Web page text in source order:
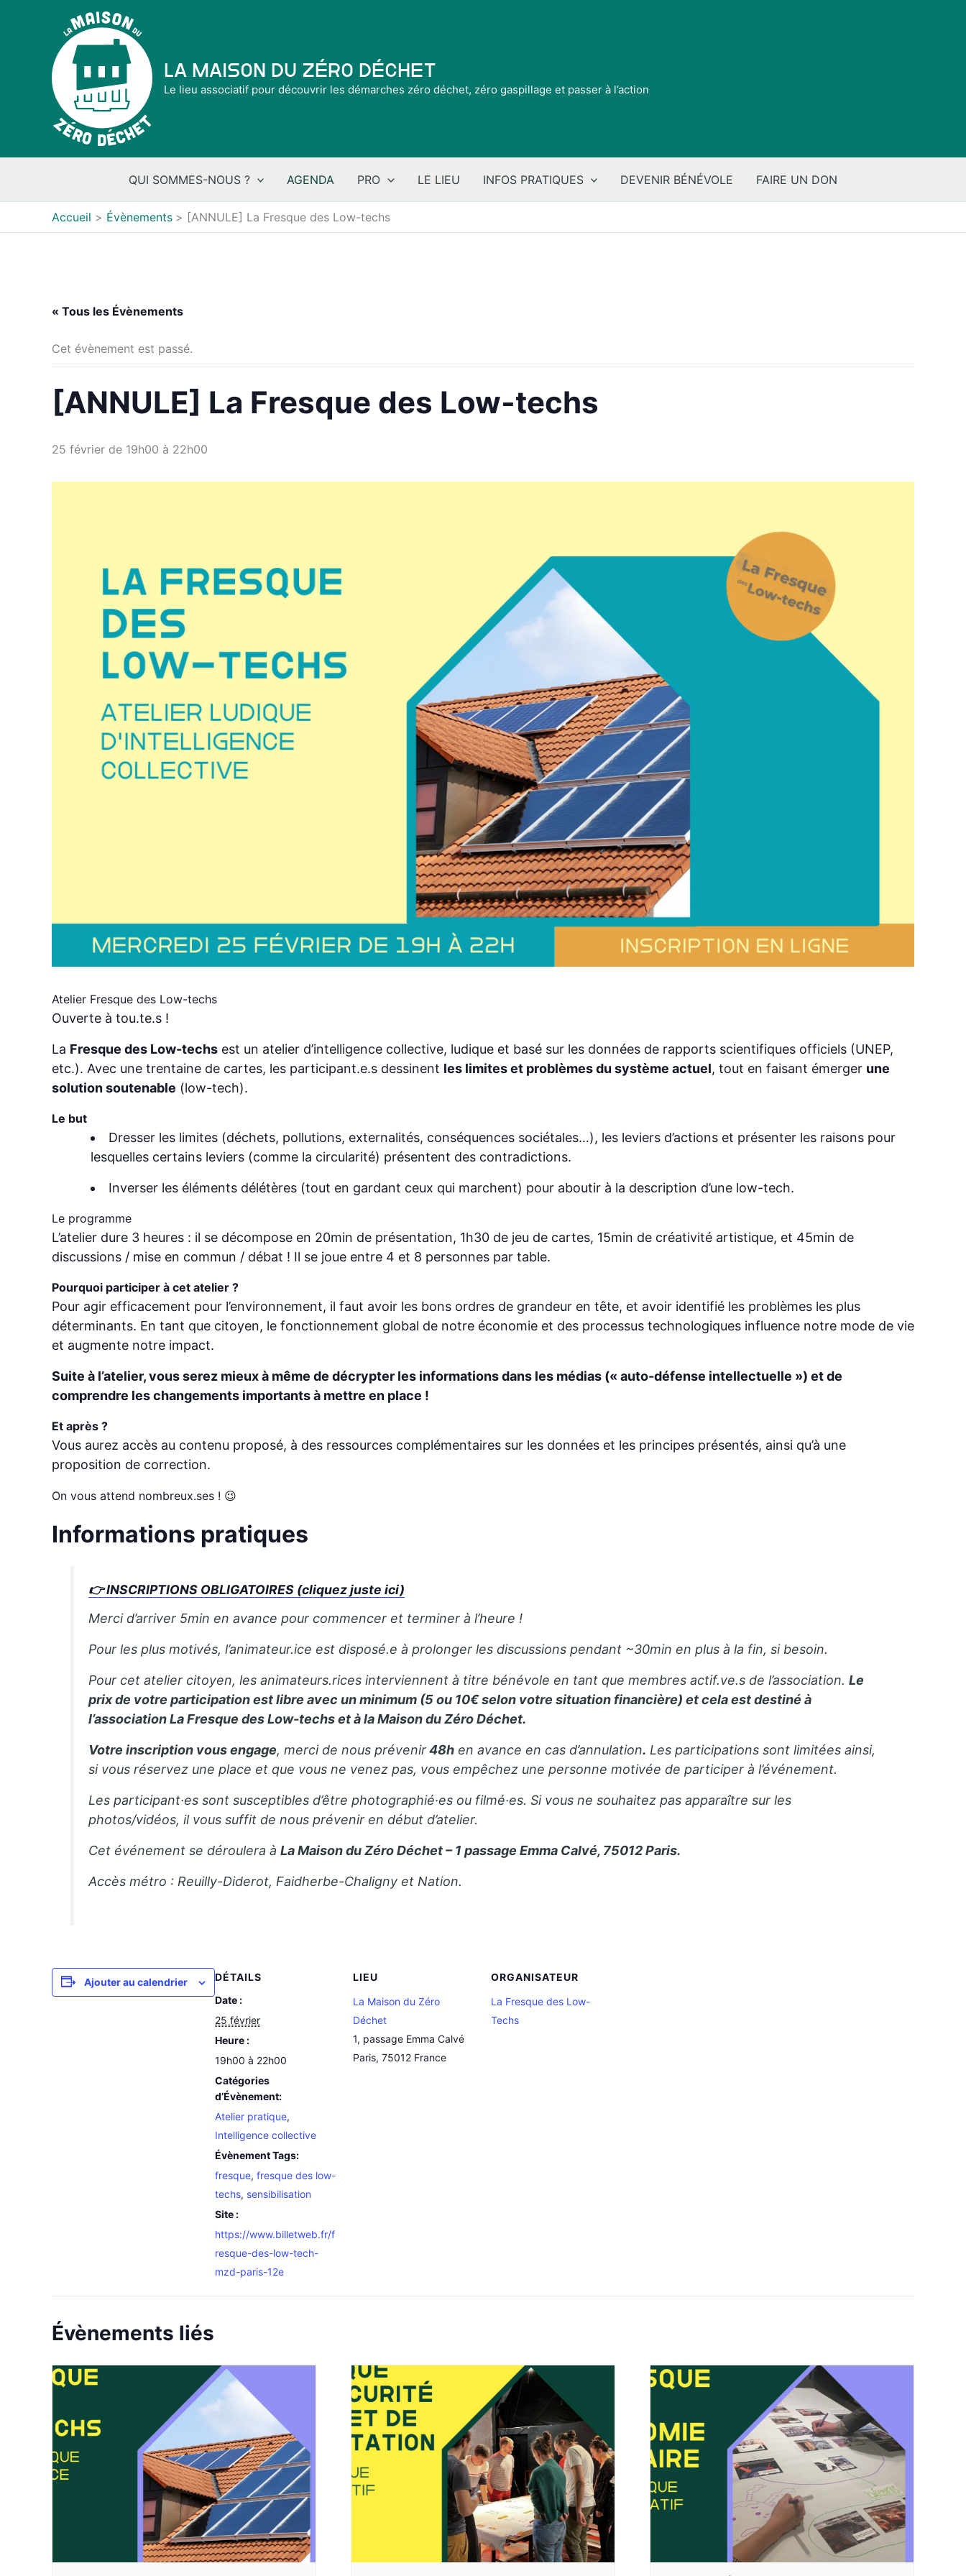
La Maison du Zéro Déchet
Le lieu associatif pour découvrir les démarches zéro déchet, zéro gaspillage et passer à l’action
QUI SOMMES-NOUS ? AGENDA PRO LE LIEU INFOS PRATIQUES DEVENIR BÉNÉVOLE FAIRE UN DON
Accueil Évènements [ANNULE] La Fresque des Low-techs
« Tous les Évènements
Cet évènement est passé.
[ANNULE] La Fresque des Low-techs
25 février de 19h00 à 22h00
Atelier Fresque des Low-techs
Ouverte à tou.te.s !
La Fresque des Low-techs est un atelier d’intelligence collective, ludique et basé sur les données de rapports scientifiques officiels (UNEP,
etc.). Avec une trentaine de cartes, les participant.e.s dessinent les limites et problèmes du système actuel, tout en faisant émerger une
solution soutenable (low-tech).
Le but
Dresser les limites (déchets, pollutions, externalités, conséquences sociétales…), les leviers d’actions et présenter les raisons pour
lesquelles certains leviers (comme la circularité) présentent des contradictions.
Inverser les éléments délétères (tout en gardant ceux qui marchent) pour aboutir à la description d’une low-tech.
Le programme
L’atelier dure 3 heures : il se décompose en 20min de présentation, 1h30 de jeu de cartes, 15min de créativité artistique, et 45min de
discussions / mise en commun / débat ! Il se joue entre 4 et 8 personnes par table.
Pourquoi participer à cet atelier ?
Pour agir efficacement pour l’environnement, il faut avoir les bons ordres de grandeur en tête, et avoir identifié les problèmes les plus
déterminants. En tant que citoyen, le fonctionnement global de notre économie et des processus technologiques influence notre mode de vie
et augmente notre impact.
Suite à l’atelier, vous serez mieux à même de décrypter les informations dans les médias (« auto-défense intellectuelle ») et de
comprendre les changements importants à mettre en place !
Et après ?
Vous aurez accès au contenu proposé, à des ressources complémentaires sur les données et les principes présentés, ainsi qu’à une
proposition de correction.
On vous attend nombreux.ses ! 😉
Informations pratiques
👉INSCRIPTIONS OBLIGATOIRES (cliquez juste ici)
Merci d’arriver 5min en avance pour commencer et terminer à l’heure !
Pour les plus motivés, l’animateur.ice est disposé.e à prolonger les discussions pendant ~30min en plus à la fin, si besoin.
Pour cet atelier citoyen, les animateurs.rices interviennent à titre bénévole en tant que membres actif.ve.s de l’association.Le
prix de votre participation est libre avec un minimum (5 ou 10€ selon votre situation financière) et cela est destiné à
l’association La Fresque des Low-techs et à la Maison du Zéro Déchet.
Votre inscription vous engage, merci de nous prévenir48h en avance en cas d’annulation. Les participations sont limitées ainsi,
si vous réservez une place et que vous ne venez pas, vous empêchez une personne motivée de participer à l’événement.
Les participant·es sont susceptibles d’être photographié·es ou filmé·es. Si vous ne souhaitez pas apparaître sur les
photos/vidéos, il vous suffit de nous prévenir en début d’atelier.
Cet événement se déroulera àLa Maison du Zéro Déchet – 1 passage Emma Calvé, 75012 Paris.
Accès métro : Reuilly-Diderot, Faidherbe-Chaligny et Nation.
Ajouter au calendrier
DÉTAILS
Date :
25 février
Heure :
19h00 à 22h00
Catégories
d’Évènement:
Atelier pratique,
Intelligence collective
Évènement Tags:
fresque, fresque des low-
techs, sensibilisation
Site :
https://www.billetweb.fr/f
resque-des-low-tech-
mzd-paris-12e
LIEU
La Maison du Zéro
Déchet
1, passage Emma Calvé
Paris, 75012 France
ORGANISATEUR
La Fresque des Low-
Techs
Évènements liés